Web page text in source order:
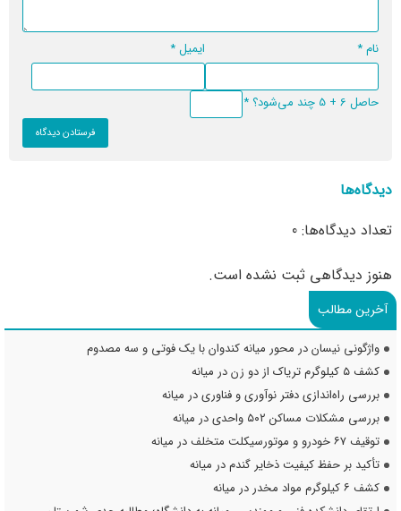
نام* ایمیل*
حاصل 6 + 5 چند می‌شود؟ *
دیدگاه‌ها
تعداد دیدگاه‌ها: 0
هنوز دیدگاهی ثبت نشده است.
آخرین مطالب
واژگونی نیسان در محور میانه کندوان با یک فوتی و سه مصدوم
کشف ۵ کیلوگرم تریاک از دو زن در میانه
بررسی راه‌اندازی دفتر نوآوری و فناوری در میانه
بررسی مشکلات مساکن ۵۰۲ واحدی در میانه
توقیف ۶۷ خودرو و موتورسیکلت متخلف در میانه
تأکید بر حفظ کیفیت ذخایر گندم در میانه
کشف ۶ کیلوگرم مواد مخدر در میانه